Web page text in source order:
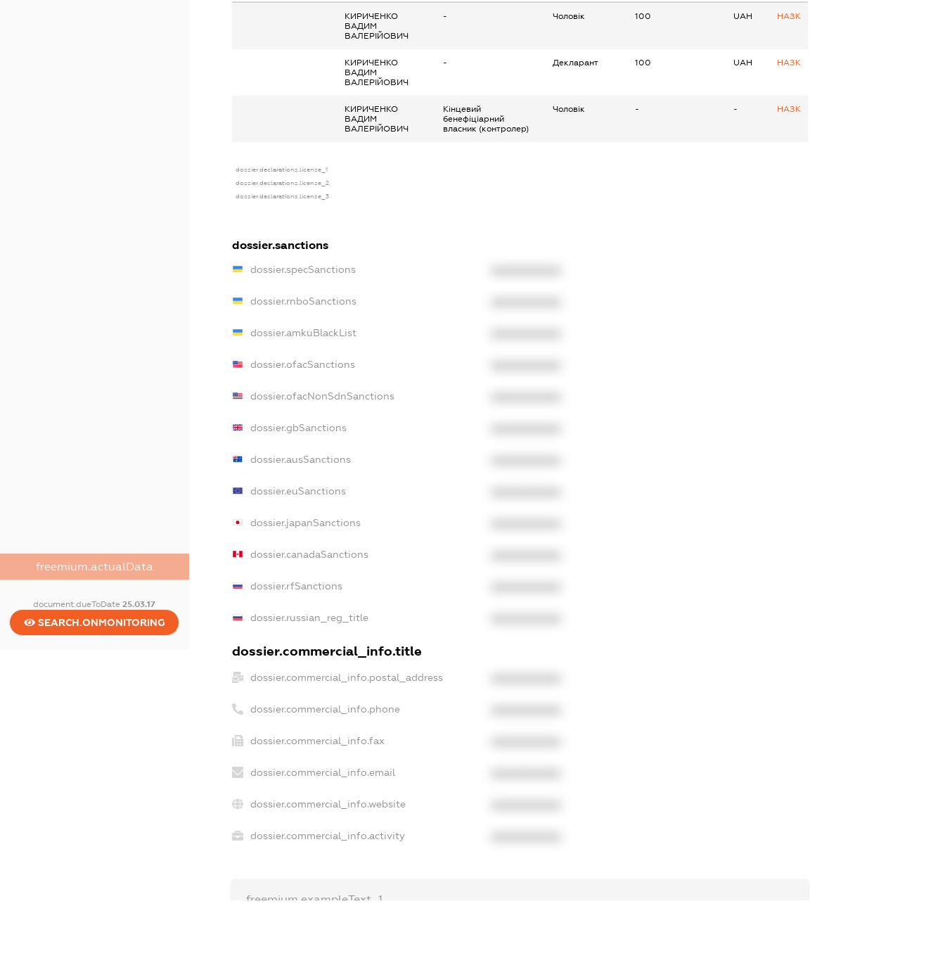
freemium.actualData
document.dueToDate25.03.17
SEARCH.ONMONITORING
КИРИЧЕНКО
ВАДИМ
ВАЛЕРІЙОВИЧ
- Чоловік 100 UAH НАЗК
КИРИЧЕНКО
ВАДИМ
ВАЛЕРІЙОВИЧ
- Декларант 100 UAH НАЗК
КИРИЧЕНКО
ВАДИМ
ВАЛЕРІЙОВИЧ
Кінцевий
бенефіціарний
власник (контролер)
Чоловік - - НАЗК
dossier.declarations.license_1
dossier.declarations.license_2
dossier.declarations.license_3
dossier.sanctions
dossier.specSanctions
dossier.rnboSanctions
dossier.amkuBlackList
dossier.ofacSanctions
dossier.ofacNonSdnSanctions
dossier.gbSanctions
dossier.ausSanctions
dossier.euSanctions
dossier.japanSanctions
dossier.canadaSanctions
dossier.rfSanctions
dossier.russian_reg_title
dossier.commercial_info.title
dossier.commercial_info.postal_address
dossier.commercial_info.phone
dossier.commercial_info.fax
dossier.commercial_info.email
dossier.commercial_info.website
dossier.commercial_info.activity
freemium.exampleText_1